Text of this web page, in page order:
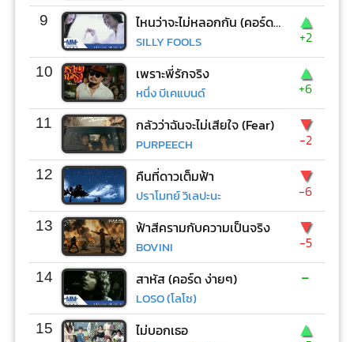
9 ไหนว่าจะไม่หลอกกัน (คอร์ด ง่ายๆ)
SILLY FOOLS
▲
+2
10 เพราะพี่รักจริง
หนึ่ง บีเคแบนด์
▲
+6
11 กลัวว่าฉันจะไม่เสียใจ (Fear)
PURPEECH
▼
-2
12 คืนที่ดาวเต็มฟ้า
ปราโมทย์ วิเลปะนะ
▼
-6
13 ฟ้าสีครามกับความเป็นจริง
BOVINI
▼
-5
14 สาหัส (คอร์ด ง่ายๆ)
LOSO (โลโซ)
-
15 ไม่บอกเธอ ▲